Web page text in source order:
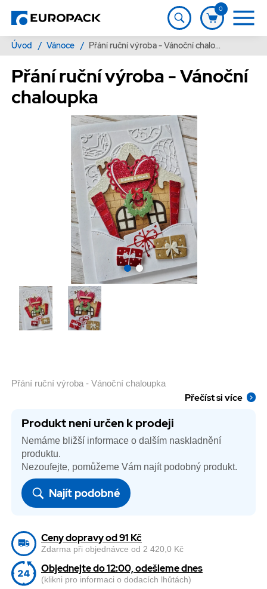
0
Úvod / Vánoce / Přání ruční výroba - Vánoční chaloupka
Přání ruční výroba - Vánoční
chaloupka
Přání ruční výroba - Vánoční chaloupka
Přečíst si více
Produkt není určen k prodeji
Nemáme bližší informace o dalším naskladnění
produktu.
Nezoufejte, pomůžeme Vám najít podobný produkt.
Najít podobné
Ceny dopravy od 91 Kč
Zdarma při objednávce od 2 420,0 Kč
Objednejte do 12:00, odešleme dnes
(klikni pro informaci o dodacích lhůtách)